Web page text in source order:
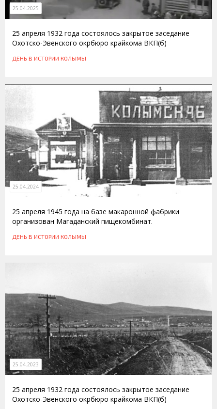
25.04.2025
25 апреля 1932 года состоялось закрытое заседание
Охотско-Эвенского окрбюро крайкома ВКП(б)
ДЕНЬ В ИСТОРИИ КОЛЫМЫ
25.04.2024
25 апреля 1945 года на базе макаронной фабрики
организован Магаданский пищекомбинат.
ДЕНЬ В ИСТОРИИ КОЛЫМЫ
25.04.2023
25 апреля 1932 года состоялось закрытое заседание
Охотско-Эвенского окрбюро крайкома ВКП(б)